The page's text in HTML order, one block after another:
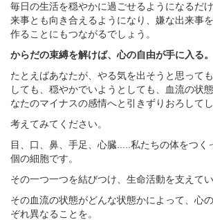
毎日の生活を穏やかに過ごせるようになるだ
来事とも向き合えるようになり、嫌な出来事
作ることにもつながるでしょう。
からだの束縛を解けば、心の自由が手に入る。
たとえばあなたが、やる気を出そうと思って
しても、穏やかでいようとしても、血流の状
なたのマイナスの感情へと引きずりおろしてし
考えてみてください。
目、口、鼻、手足、心臓.....私たちの体をつく
個の細胞です。
その一つ一つを結びつけ、生命活動を支えて
その血流の状態がどんな状態かによって、心
ぞれ異なることを。